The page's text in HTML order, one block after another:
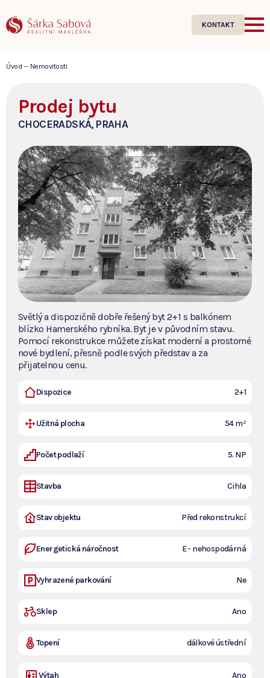
KONTAKT
Úvod — Nemovitosti
Prodej bytu
CHOCERADSKÁ, PRAHA
Světlý a dispozičně dobře řešený byt 2+1 s balkónem
blízko Hamerského rybníka. Byt je v původním stavu.
Pomocí rekonstrukce můžete získat moderní a prostorné
nové bydlení, přesně podle svých představ a za
přijatelnou cenu.
Dispozice 2+1
Užitná plocha 54 m²
Počet podlaží 5. NP
Stavba Cihla
Stav objektu Před rekonstrukcí
Energetická náročnost E - nehospodárná
Vyhrazené parkování Ne
Sklep Ano
Topení dálkové ústřední
Výtah Ano